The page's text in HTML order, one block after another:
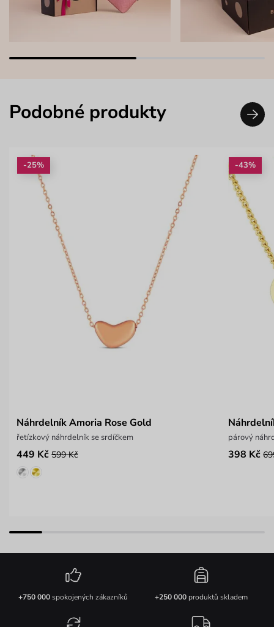
Podobné produkty
-25%
Náhrdelník Amoria Rose Gold
řetízkový náhrdelník se srdíčkem
449 Kč 599 Kč
-43%
párový
398 Kč
+750 000spokojených zákazníků +250 000produktů skladem